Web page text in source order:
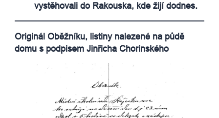
vystěhovali do Rakouska, kde žijí dodnes.
Originál Oběžníku, listiny nalezené na půdě
domu s podpisem Jinřicha Chorinského